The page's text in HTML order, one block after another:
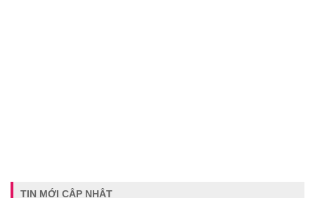
TIN MỚI CẬP NHẬT